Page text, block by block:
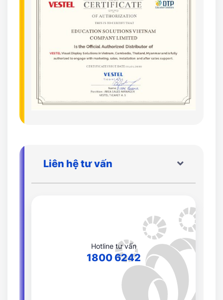
Liên hệ tư vấn
Hotline tư vấn
1800 6242